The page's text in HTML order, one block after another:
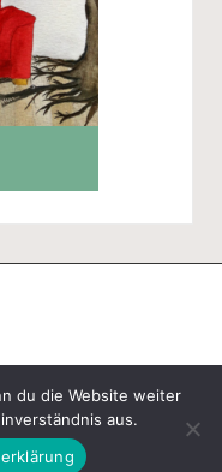
- Gugeli. All rights
Theme
du die Website weiter
aus.